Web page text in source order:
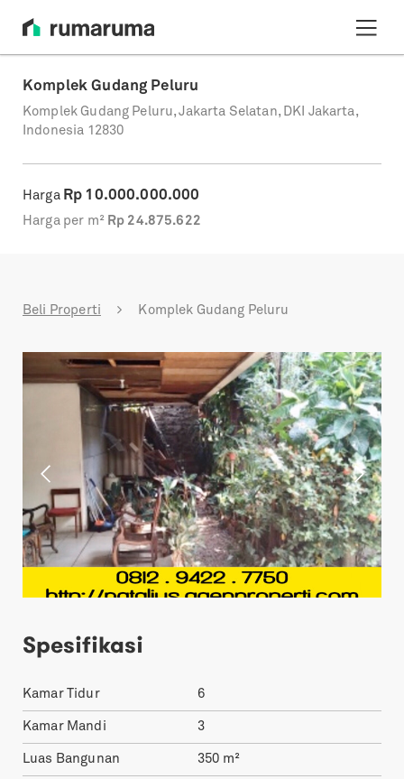
Komplek Gudang Peluru
Komplek Gudang Peluru, Jakarta Selatan, DKI Jakarta,
Indonesia 12830
Harga Rp 10.000.000.000
Harga per m² Rp 24.875.622
Beli Properti Komplek Gudang Peluru
Previous Next
Spesifikasi
Kamar Tidur 6
Kamar Mandi 3
Luas Bangunan 350 m²